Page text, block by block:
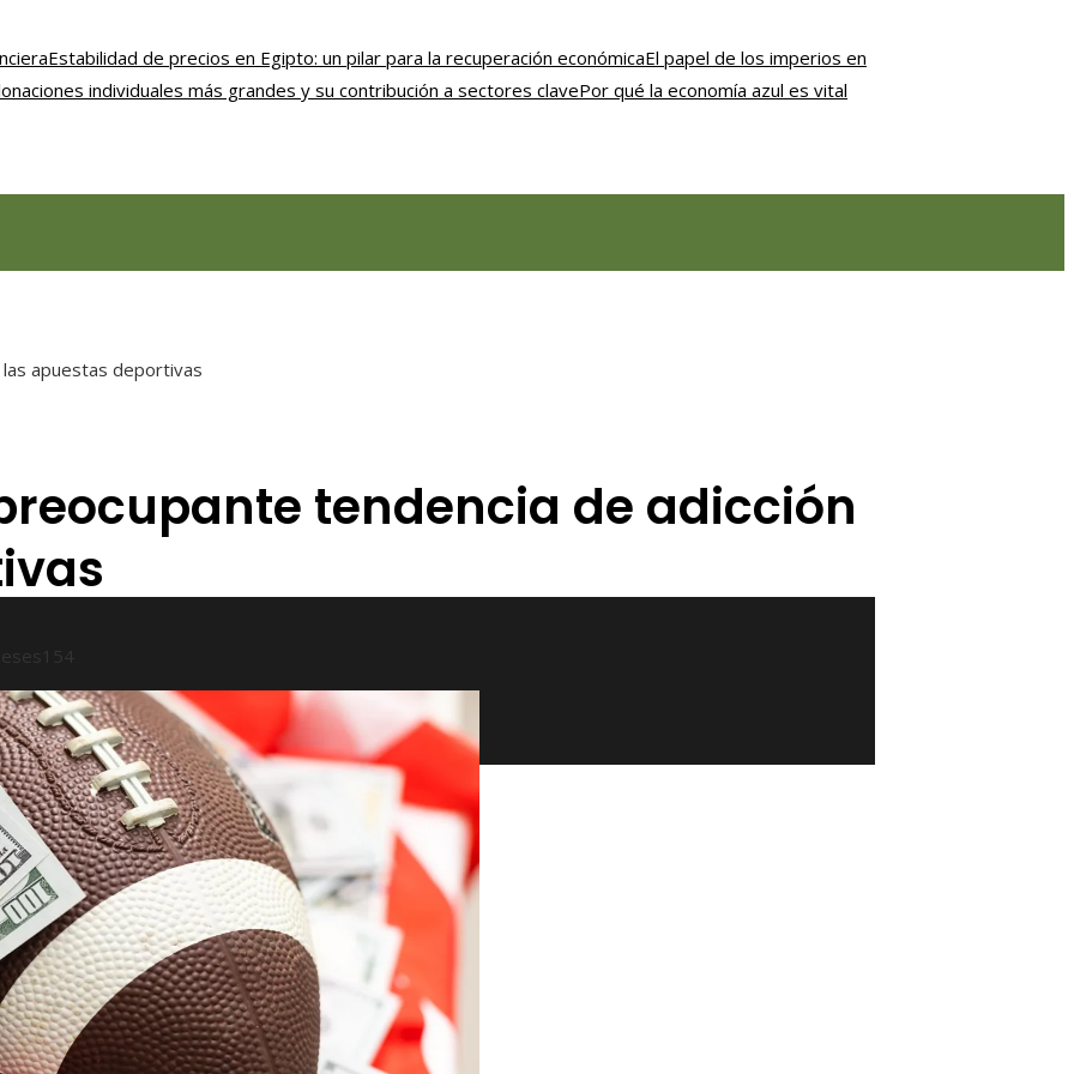
Estabilidad de precios en Egipto: un pilar para la recuperación económicaEl papel de los imperios en
individuales más grandes y su contribución a sectores clavePor qué la economía azul es vital
las apuestas deportivas
tendencia de adicción